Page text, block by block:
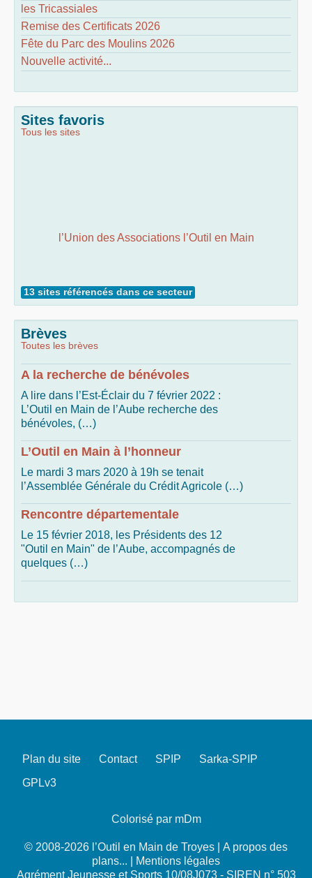
les Tricassiales
Remise des Certificats 2026
Fête du Parc des Moulins 2026
Nouvelle activité...
Sites favoris
Tous les sites
l’Union des Associations l’Outil en Main
13 sites référencés dans ce secteur
Brèves
Toutes les brèves
A la recherche de bénévoles
A lire dans l’Est-Éclair du 7 février 2022 :
L’Outil en Main de l’Aube recherche des
bénévoles, (…)
L’Outil en Main à l’honneur
Le mardi 3 mars 2020 à 19h se tenait
l’Assemblée Générale du Crédit Agricole (…)
Rencontre départementale
Le 15 février 2018, les Présidents des 12
"Outil en Main" de l’Aube, accompagnés de
quelques (…)
Plan du site Contact SPIP
Sarka-SPIP
GPLv3
Colorisé par mDm
© 2008-2026 l’Outil en Main de Troyes | A propos des
plans...
Mentions légales
Agrément Jeunesse et Sports 10/08J073 - SIREN n° 503